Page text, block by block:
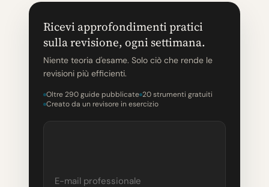
Ricevi approfondimenti pratici
sulla revisione, ogni settimana.
Niente teoria d'esame. Solo ciò che rende le
revisioni più efficienti.
Oltre 290 guide pubblicate 20 strumenti gratuiti
Creato da un revisore in esercizio